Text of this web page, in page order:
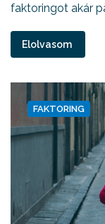
faktoringot akár
Elolvasom
FAKTORING